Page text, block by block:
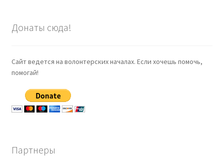
Донаты сюда!
Сайт ведется на волонтерских началах. Если хочешь помочь,
помогай!
Партнеры